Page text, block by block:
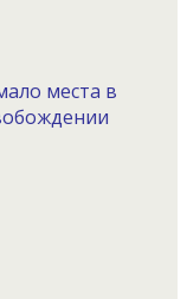
места в